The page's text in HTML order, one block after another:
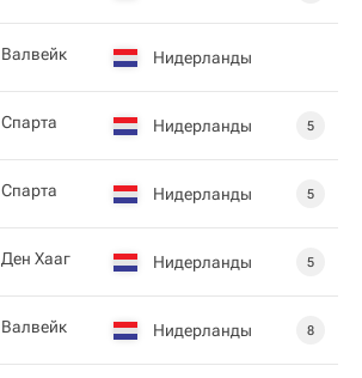
Валвейк Нидерланды
Спарта Нидерланды 5
Спарта Нидерланды 5
Ден Хааг Нидерланды 5
Валвейк Нидерланды 8